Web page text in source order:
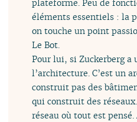
plateforme. Peu de
éléments essentiels : la
on touche un point
Le Bot.
Pour lui, si Zuckerberg a
l’architecture. C’est un
construit pas des
qui construit des
réseau où tout est